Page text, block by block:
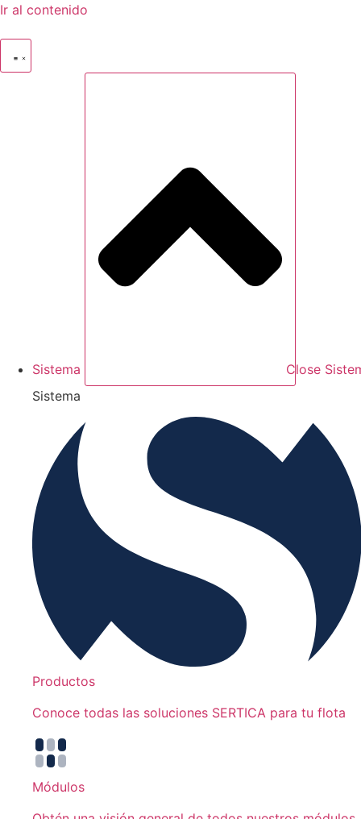
Ir al contenido
Sistema
Close
Sistema
Productos
Conoce todas las soluciones SERTICA para tu flota
Módulos